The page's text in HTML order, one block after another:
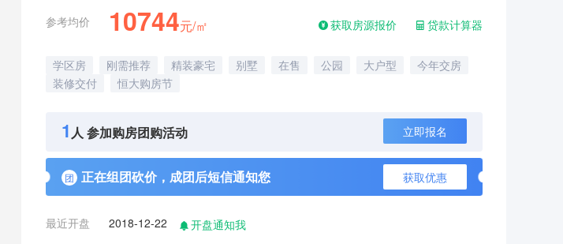
获取房源报价 贷款计算器
参考均价 10744元/㎡
学区房 刚需推荐 精装豪宅 别墅 在售 公园 大户型
今年交房
装修交付
恒大购房节
立即报名
1 人 参加购房团购活动
获取优惠
团 正在组团砍价，成团后短信通知您
最近开盘 2018-12-22
开盘通知我